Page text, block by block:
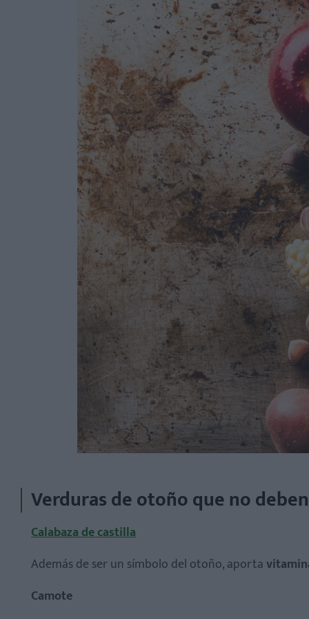
Verduras de otoño que no
Calabaza de castilla
Además de ser un símbolo del otoño, aporta
Camote